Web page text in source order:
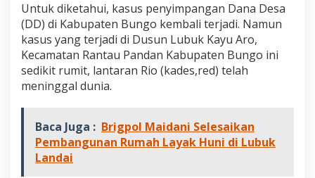
Untuk diketahui, kasus penyimpangan Dana Desa
(DD) di Kabupaten Bungo kembali terjadi. Namun
kasus yang terjadi di Dusun Lubuk Kayu Aro,
Kecamatan Rantau Pandan Kabupaten Bungo ini
sedikit rumit, lantaran Rio (kades,red) telah
meninggal dunia.
Baca Juga : Brigpol Maidani Selesaikan
Pembangunan Rumah Layak Huni di Lubuk
Landai